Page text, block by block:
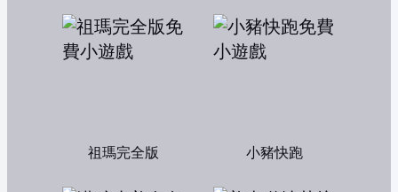
祖瑪完全版 小豬快跑